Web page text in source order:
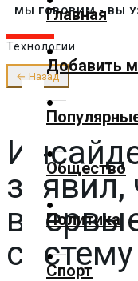
Технологии
Предложить
О нас
✕
Главная
Добавить
материал
новости
Главная
Добавить
Общество
Политика
Спорт
МЫ ГОВОРИМ - ВЫ
Технологии
← Назад
заявил,